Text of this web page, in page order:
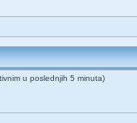
u poslednjih 5 minuta)